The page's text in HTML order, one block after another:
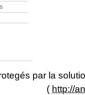
par la
( http://